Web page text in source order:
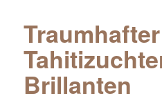
Brillanten